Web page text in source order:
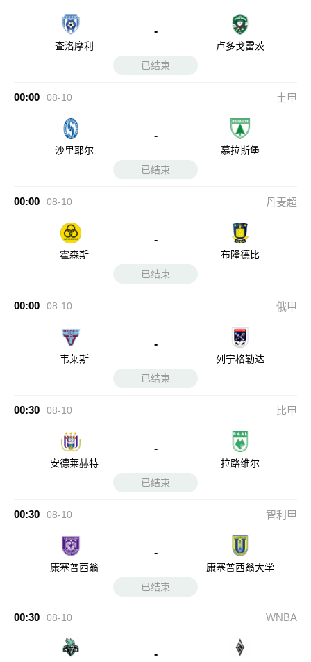
查洛摩利
-
卢多戈雷茨
已结束
00:00 08-10 土甲
沙里耶尔
-
慕拉斯堡
已结束
00:00 08-10 丹麦超
霍森斯
-
布隆德比
已结束
00:00 08-10 俄甲
韦莱斯
-
列宁格勒达
已结束
00:30 08-10 比甲
安德莱赫特
-
拉路维尔
已结束
00:30 08-10 智利甲
康塞普西翁
-
康塞普西翁大学
已结束
00:30 08-10 WNBA
-